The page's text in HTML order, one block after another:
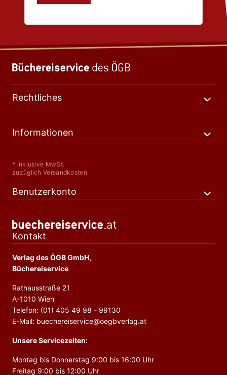
Rechtliches
Informationen
* Inklusive MwSt.
zuzüglich Versandkosten
Benutzerkonto
Kontakt
Verlag des ÖGB GmbH,
Büchereiservice
Rathausstraße 21
A-1010 Wien
Telefon: (01) 405 49 98 - 99130
E-Mail: buechereiservice@oegbverlag.at
Unsere Servicezeiten:
Montag bis Donnerstag 9:00 bis 16:00 Uhr
Freitag 9:00 bis 12:00 Uhr